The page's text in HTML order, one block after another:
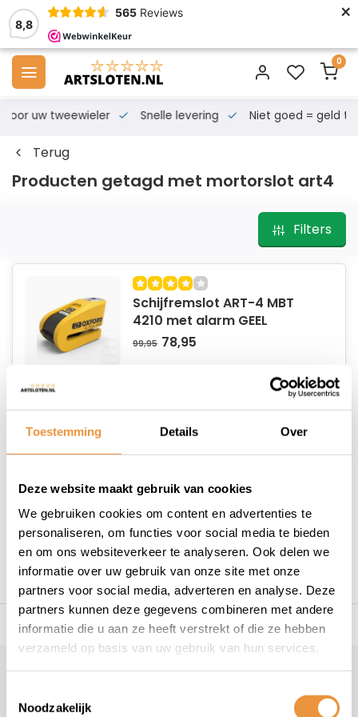
Toestemming Details Over
Deze website maakt gebruik van cookies
We gebruiken cookies om content en advertenties te
personaliseren, om functies voor social media te bieden
en om ons websiteverkeer te analyseren. Ook delen we
informatie over uw gebruik van onze site met onze
partners voor social media, adverteren en analyse. Deze
partners kunnen deze gegevens combineren met andere
informatie die u aan ze heeft verstrekt of die ze hebben
verzameld op basis van uw gebruik van hun services.
Noodzakelijk
8,8
565 Reviews ×
0
voor uw tweewieler Snelle levering Niet goed = geld
Terug
Producten getagd met mortorslot art4
Filters
Schijfremslot ART-4 MBT
4210 met alarm GEEL
99,95 78,95
1
voor uw tweewieler Snelle levering Niet goed = geld
Veelgestelde vragen